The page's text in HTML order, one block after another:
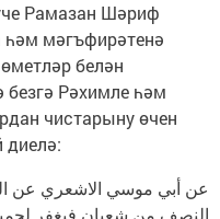
Рамазан Шәриф
мәгъфирәтенә
белән
Рәхимле һәм
чистарыну өчен
диелә:
عن أبي موسي الاشعري عن
النصف من شعبان فيغفر